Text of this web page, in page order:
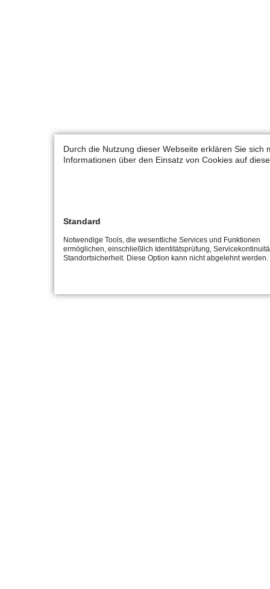
Durch die Nutzung dieser Webseite erklären Sie
Informationen über den Einsatz von Cookies auf
Standard
Notwendige Tools, die wesentliche Services und Funktionen
ermöglichen, einschließlich Identitätsprüfung,
Standortsicherheit. Diese Option kann nicht abgelehnt werden.